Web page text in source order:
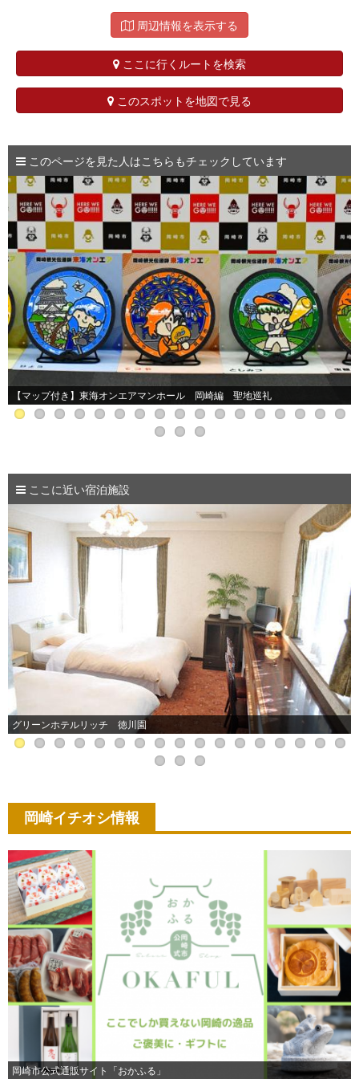
周辺情報を表示する
ここに行くルートを検索
このスポットを地図で見る
このページを見た人はこちらもチェックしています
【マップ付き】東海オンエア聖地巡礼・マンホール編
ここに近い宿泊施設
クラシエ東岡崎
岡崎イチオシ情報
「家康印」電子クーポンが使えるお店一覧